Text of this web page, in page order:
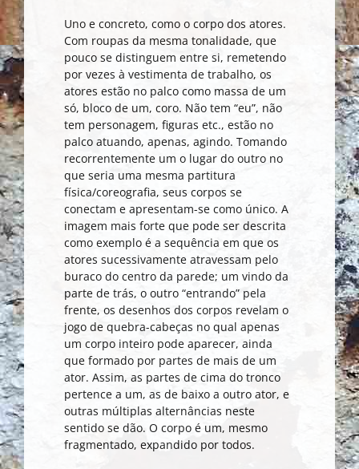
Uno e concreto, como o corpo dos atores.
Com roupas da mesma tonalidade, que
pouco se distinguem entre si, remetendo
por vezes à vestimenta de trabalho, os
atores estão no palco como massa de um
só, bloco de um, coro. Não tem “eu”, não
tem personagem, figuras etc., estão no
palco atuando, apenas, agindo. Tomando
recorrentemente um o lugar do outro no
que seria uma mesma partitura
física/coreografia, seus corpos se
conectam e apresentam-se como único. A
imagem mais forte que pode ser descrita
como exemplo é a sequência em que os
atores sucessivamente atravessam pelo
buraco do centro da parede; um vindo da
parte de trás, o outro “entrando” pela
frente, os desenhos dos corpos revelam o
jogo de quebra-cabeças no qual apenas
um corpo inteiro pode aparecer, ainda
que formado por partes de mais de um
ator. Assim, as partes de cima do tronco
pertence a um, as de baixo a outro ator, e
outras múltiplas alternâncias neste
sentido se dão. O corpo é um, mesmo
fragmentado, expandido por todos.